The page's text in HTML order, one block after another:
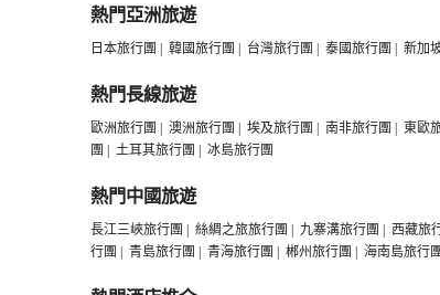
熱門亞洲旅遊
日本旅行團 | 韓國旅行團 | 台灣旅行團 | 泰國旅行團 | 新加
熱門長線旅遊
歐洲旅行團 | 澳洲旅行團 | 埃及旅行團 | 南非旅行團 | 東歐
團 | 土耳其旅行團 | 冰島旅行團
熱門中國旅遊
長江三峽旅行團 | 絲綢之旅旅行團 | 九寨溝旅行團 | 西藏旅
行團 | 青島旅行團 | 青海旅行團 | 郴州旅行團 | 海南島旅行團